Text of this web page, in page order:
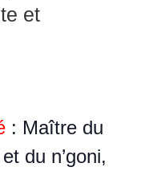
et
: Maître du
du n’goni,